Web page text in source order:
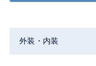
外装・内装